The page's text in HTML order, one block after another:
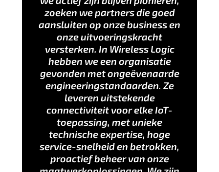
zoeken we partners die goed
aansluiten op onze business en
onze uitvoeringskracht
versterken. In Wireless Logic
hebben we een organisatie
gevonden met ongeëvenaarde
engineeringstandaarden. Ze
leveren uitstekende
connectiviteit voor elke IoT-
toepassing, met unieke
technische expertise, hoge
service-snelheid en betrokken,
proactief beheer van onze